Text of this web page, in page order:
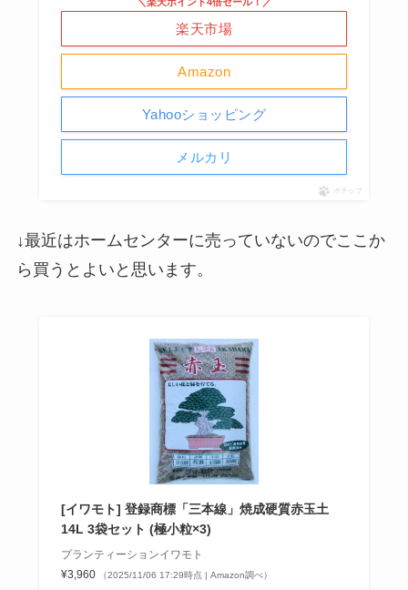
Amazon
楽天市場
Yahooショッピング
メルカリ
ポチップ
↓最近はホームセンターに売っていないのでここか
ら買うとよいと思います。
[イワモト] 登録商標「三本線」焼成硬質赤玉土
14L 3袋セット (極小粒×3)
プランティーションイワモト
¥3,960
（2025/11/06 17:29時点 | Amazon調べ）